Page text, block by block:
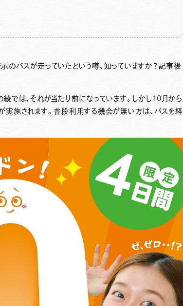
バスが走っていたという噂、知っていますか？記事後
では、それが当たり前になっています。しかし10月から
実施されます。普段利用する機会が無い方は、バスを経